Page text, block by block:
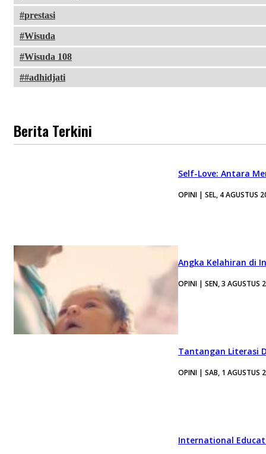
prestasi
Wisuda
Wisuda 108
#adhidjati
Berita Terkini
Self-Love: Antara
OPINI | SEL, 4 AGUSTUS
Angka Kelahiran di
OPINI | SEN, 3 AGUSTUS
Tantangan Literasi
OPINI | SAB, 1 AGUSTUS
International